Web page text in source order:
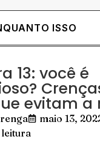
ISSO
13: você é
evitam a
maio 13,
leitura